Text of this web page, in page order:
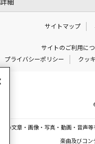
細
サイトマップ
サイトのご利用に
プライバシーポリシー クッ
の文章・画像・写真・動画・音声
楽曲及びコン